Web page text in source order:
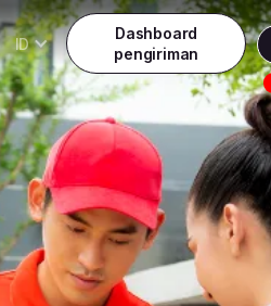
ID
Indonesia
English
Dashboard
pengiriman
Daftar
Masuk